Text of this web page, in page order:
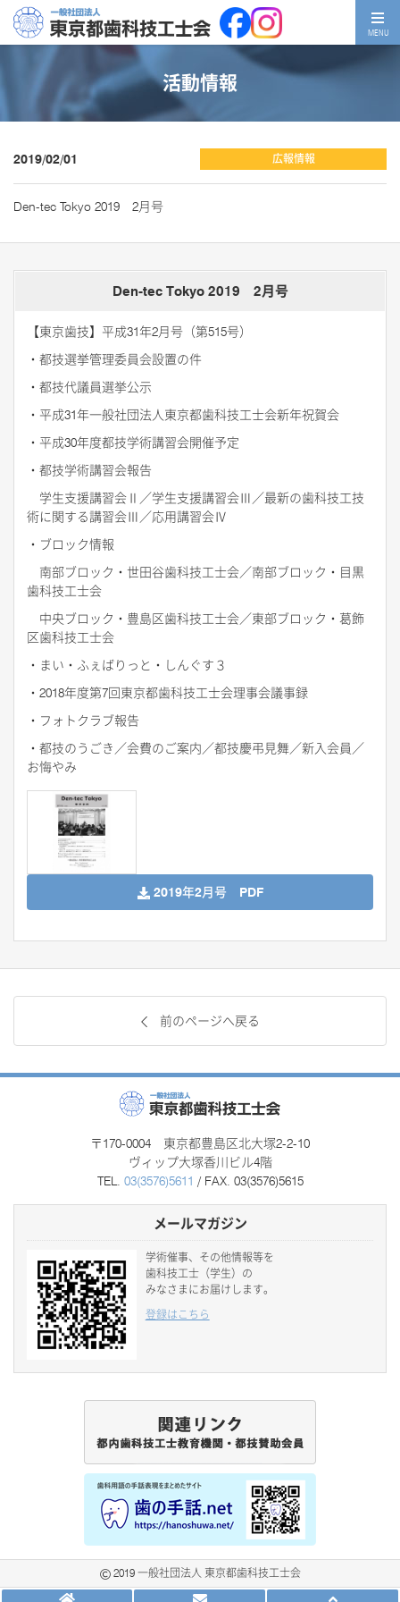
MENU
活動情報
2019/02/01 広報情報
Den-tec Tokyo 2019 2月号
Den-tec Tokyo 2019 2月号
【東京歯技】平成31年2月号（第515号）
・都技選挙管理委員会設置の件
・都技代議員選挙公示
・平成31年一般社団法人東京都歯科技工士会新年祝賀会
・平成30年度都技学術講習会開催予定
・都技学術講習会報告
学生支援講習会Ⅱ／学生支援講習会Ⅲ／最新の歯科技工技
術に関する講習会Ⅲ／応用講習会Ⅳ
・ブロック情報
南部ブロック・世田谷歯科技工士会／南部ブロック・目黒
歯科技工士会
中央ブロック・豊島区歯科技工士会／東部ブロック・葛飾
区歯科技工士会
・まい・ふぇばりっと・しんぐす３
・2018年度第7回東京都歯科技工士会理事会議事録
・フォトクラブ報告
・都技のうごき／会費のご案内／都技慶弔見舞／新入会員／
お悔やみ
2019年2月号 PDF
前のページへ戻る
〒170-0004 東京都豊島区北大塚2-2-10
ヴィップ大塚香川ビル4階
TEL. 03(3576)5611 / FAX. 03(3576)5615
メールマガジン
学術催事、その他情報等を
歯科技工士（学生）の
みなさまにお届けします。
登録はこちら
2019 一般社団法人 東京都歯科技工士会